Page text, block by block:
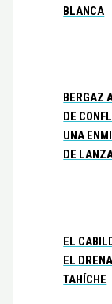
BLANCA
BERGAZ
DE
UNA
DE
EL
EL
TAHÍCHE